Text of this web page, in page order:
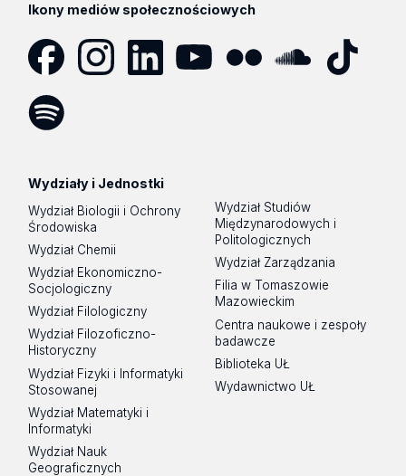
Ikony mediów społecznościowych
Wydziały i Jednostki
Wydział Biologii i Ochrony
Środowiska
Wydział Chemii
Wydział Ekonomiczno-
Socjologiczny
Wydział Filologiczny
Wydział Filozoficzno-
Historyczny
Wydział Fizyki i Informatyki
Stosowanej
Wydział Matematyki i
Informatyki
Wydział Nauk
Geograficznych
Wydział Studiów
Międzynarodowych i
Politologicznych
Wydział Zarządzania
Filia w Tomaszowie
Mazowieckim
Centra naukowe i zespoły
badawcze
Biblioteka UŁ
Wydawnictwo UŁ